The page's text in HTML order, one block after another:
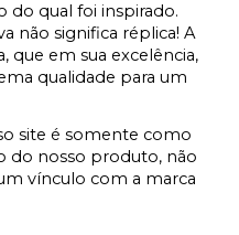
do qual foi inspirado.
não significa réplica! A
que em sua excelência,
qualidade para um
site é somente como
do nosso produto, não
vínculo com a marca